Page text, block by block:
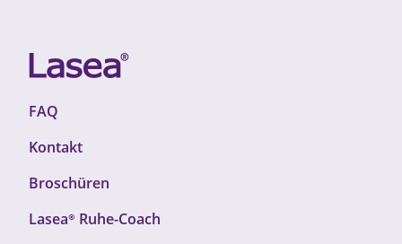
F
o
t
r
FAQ
Kontakt
Broschüren
Lasea® Ruhe-Coach